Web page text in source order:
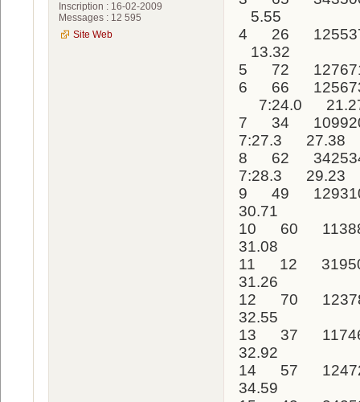
Inscription : 16-02-2009
Messages : 12 595
Site Web
5.55
4 26
13.32
5 72
6 66
7:24.0
7 34
7:27.3 27.38
8 62
7:28.3 29.23
9 49
30.71
10 60
31.08
11 12
31.26
12 70
32.55
13 37
32.92
14 57
34.59